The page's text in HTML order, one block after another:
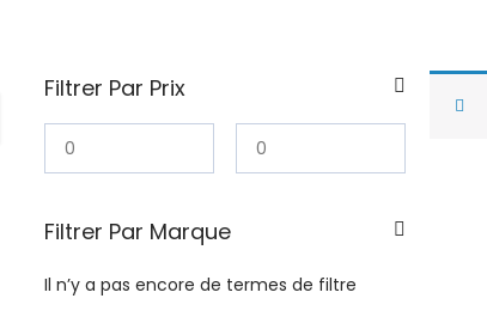
Filtrer Par Prix
Filtrer Par Marque
Il n’y a pas encore de termes de filtre